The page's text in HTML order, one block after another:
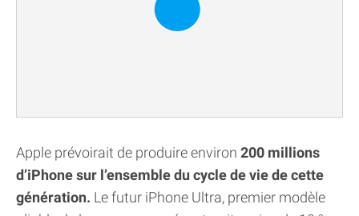
Apple prévoirait de produire environ 200 millions
d’iPhone sur l’ensemble du cycle de vie de cette
génération. Le futur iPhone Ultra, premier modèle